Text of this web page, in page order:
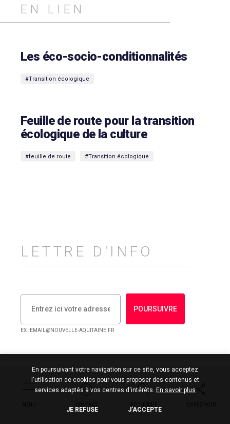
EN LIEN
Les éco-socio-conditionnalités
#Transition écologique
Feuille de route pour la transition
écologique de la culture
#feuille de route #Transition écologique
LETTRE D'INFO
POURSUIVRE
EX : EMAIL@NOUVELLE-AQUITAINE.FR
Culture & Patrimoine
En poursuivant votre navigation sur ce site, vous acceptez
l'utilisation de cookies pour vous proposer des contenus et
services adaptés à vos centres d'intérêts. En savoir plus
JE REFUSE J’ACCEPTE